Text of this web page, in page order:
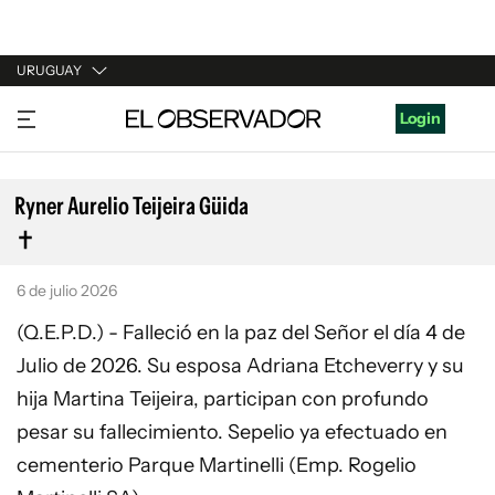
URUGUAY
URUGUAY
ARGENTINA
ESPAÑA
ESTADOS UNIDOS
Login
Ryner Aurelio Teijeira Güida
6 de julio 2026
(Q.E.P.D.) - Falleció en la paz del Señor el día 4 de
Julio de 2026. Su esposa Adriana Etcheverry y su
hija Martina Teijeira, participan con profundo
pesar su fallecimiento. Sepelio ya efectuado en
cementerio Parque Martinelli (Emp. Rogelio